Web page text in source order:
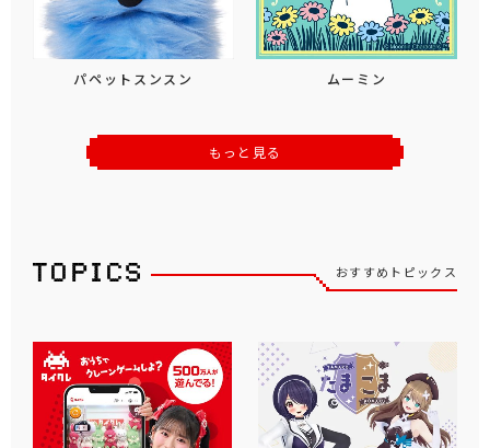
パペットスンスン ムーミン
もっと見る
おすすめトピックス